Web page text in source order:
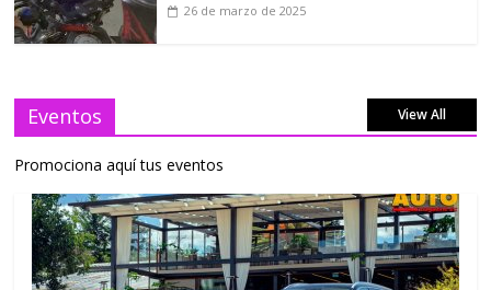
26 de marzo de 2025
Eventos View All
Promociona aquí tus eventos